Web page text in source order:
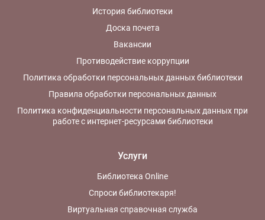
История библиотеки
Доска почета
Вакансии
Противодействие коррупции
Политика обработки персональных данных библиотеки
Правила обработки персональных данных
Политика конфиденциальности персональных данных при
работе с интернет-ресурсами библиотеки
Услуги
Библиотека Online
Спроси библиотекаря!
Виртуальная справочная служба